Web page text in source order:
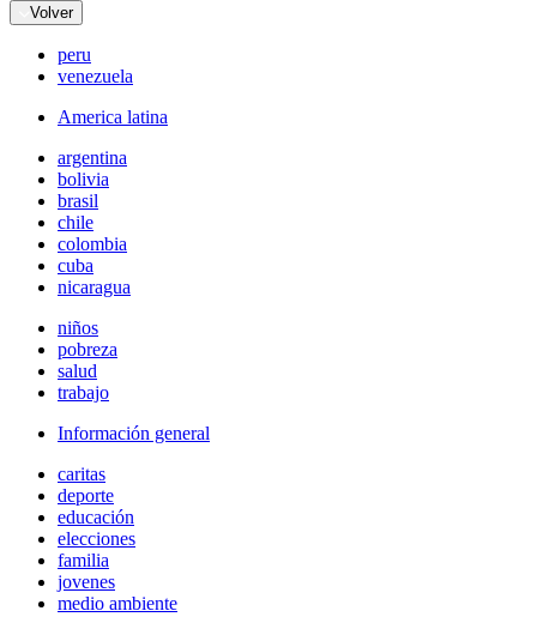
Volver
peru
venezuela
America latina
argentina
bolivia
brasil
chile
colombia
cuba
nicaragua
niños
pobreza
salud
trabajo
Información general
caritas
deporte
educación
elecciones
familia
jovenes
medio ambiente